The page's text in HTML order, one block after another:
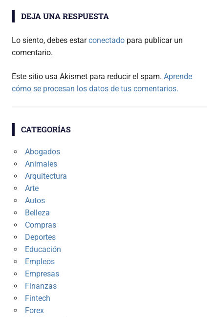
DEJA UNA RESPUESTA
Lo siento, debes estarconectado para publicar un
comentario.
Este sitio usa Akismet para reducir el spam. Aprende
cómo se procesan los datos de tus comentarios.
CATEGORÍAS
Abogados
Animales
Arquitectura
Arte
Autos
Belleza
Compras
Deportes
Educación
Empleos
Empresas
Finanzas
Fintech
Forex